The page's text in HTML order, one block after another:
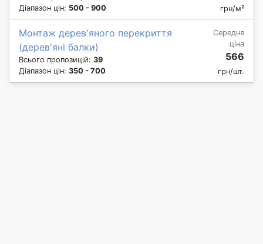
Діапазон цін: 500 - 900 грн/м²
Монтаж дерев'яного перекриття
(дерев'яні балки)
Всього пропозицій: 39
Діапазон цін: 350 - 700
Середня
ціна
566
грн/шт.